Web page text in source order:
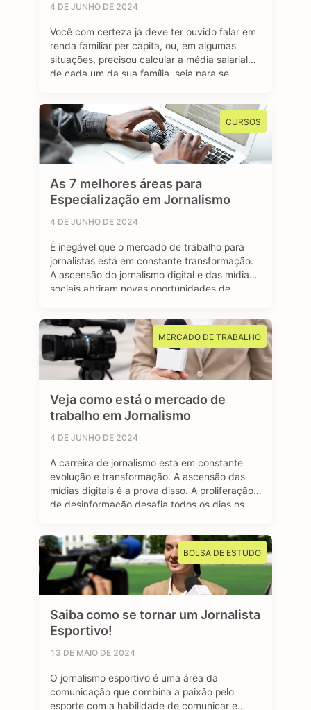
4 DE JUNHO DE 2024
Você com certeza já deve ter ouvido falar em
renda familiar per capita, ou, em algumas
situações, precisou calcular a média salarial
de cada um da sua família, seja para se
inscrever em algum programa estudantil do
Governo Federal. Mas afinal, …
CURSOS
As 7 melhores áreas para
Especialização em Jornalismo
4 DE JUNHO DE 2024
É inegável que o mercado de trabalho para
jornalistas está em constante transformação.
A ascensão do jornalismo digital e das mídias
sociais abriram novas oportunidades de
jornalismo. A comunicação faz parte do nosso
dia a dia, e o jornalismo está longe de ser uma
das profissões extintas do mundo. …
MERCADO DE TRABALHO
Veja como está o mercado de
trabalho em Jornalismo
4 DE JUNHO DE 2024
A carreira de jornalismo está em constante
evolução e transformação. A ascensão das
mídias digitais é a prova disso. A proliferação
de desinformação desafia todos os dias os
uma sociedade livre e muito bem informada.
Mas apesar dos contras, o avanço das redes
…
BOLSA DE ESTUDO
Saiba como se tornar um Jornalista
Esportivo!
13 DE MAIO DE 2024
O jornalismo esportivo é uma área da
comunicação que combina a paixão pelo
esporte com a habilidade de comunicar e